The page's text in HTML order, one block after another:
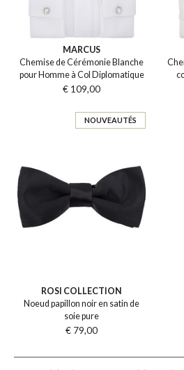
MARCUS
Chemise de Cérémonie Blanche
pour Homme à Col Diplomatique
€ 109,00
NOUVEAUTÉS
ROSI COLLECTION
Noeud papillon noir en satin de
soie pure
€ 79,00